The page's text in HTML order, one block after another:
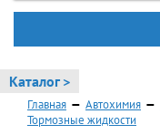
Каталог >
Главная — Автохимия —
Тормозные жидкости